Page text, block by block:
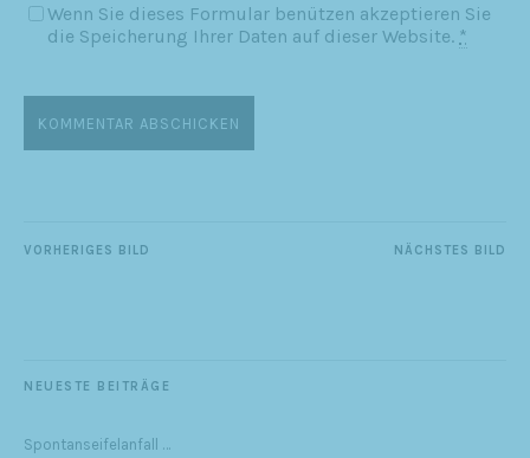
Wenn Sie dieses Formular benützen akzeptieren Sie
die Speicherung Ihrer Daten auf dieser Website. *
NÄCHSTES BILD
VORHERIGES BILD
NEUESTE BEITRÄGE
Spontanseifelanfall …